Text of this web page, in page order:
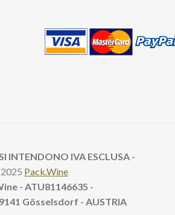
INTENDONO IVA ESCLUSA -
Pack.Wine
- ATU81146635 -
Gösselsdorf - AUSTRIA